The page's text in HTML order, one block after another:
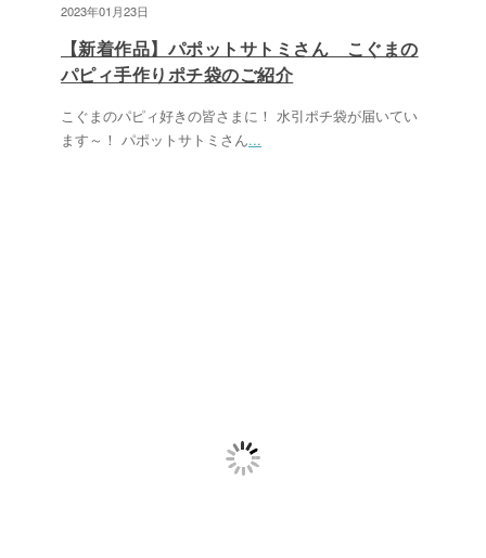
2023年01月23日
【新着作品】パポットサトミさん こぐまの
パピィ手作りポチ袋のご紹介
こぐまのパピィ好きの皆さまに！ 水引ポチ袋が届いてい
ます～！ パポットサトミさん...